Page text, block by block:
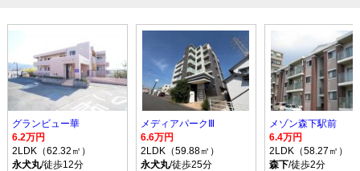
グランビュー華
6.2万円
2LDK（62.32㎡）
永犬丸/徒歩12分
メディアパークⅢ
6.6万円
2LDK（59.88㎡）
永犬丸/徒歩25分
メゾン森下駅前
6.4万円
2LDK（58.27㎡）
森下/徒歩2分